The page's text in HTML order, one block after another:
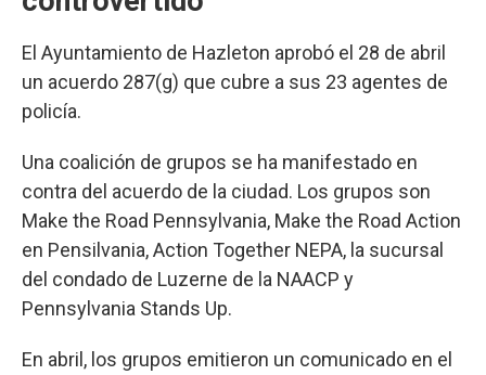
El Ayuntamiento de Hazleton aprobó el 28 de abril
un acuerdo 287(g) que cubre a sus 23 agentes de
policía.
Una coalición de grupos se ha manifestado en
contra del acuerdo de la ciudad. Los grupos son
Make the Road Pennsylvania, Make the Road Action
en Pensilvania, Action Together NEPA, la sucursal
del condado de Luzerne de la NAACP y
Pennsylvania Stands Up.
En abril, los grupos emitieron un comunicado en el